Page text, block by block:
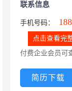
联系信息
手机号码：
点击查看完
付费企业会员可
简历下载